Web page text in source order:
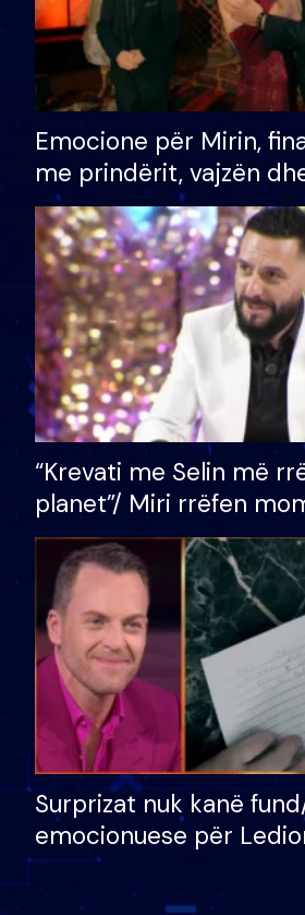
Emocione për Mirin,
me prindërit, vajzën
bashkëshorten:
divorci apo jo?
“Krevati me Selin më
planet”/ Miri rrëfen
bukura në shtëpinë e
mungojë zilja e
Surprizat nuk kanë
emocionuese për
nëna dhe fëmijët e tij,
nuk i mban dot lotët: